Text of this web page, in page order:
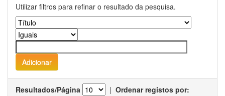
Utilizar filtros para refinar o resultado da pesquisa.
Resultados/Página | Ordenar registos por: